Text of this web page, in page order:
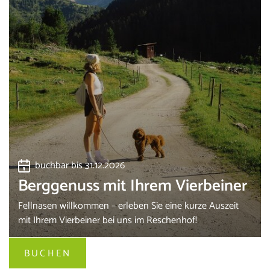
buchbar bis 31.12.2026
Berggenuss mit Ihrem Vierbeiner
Fellnasen willkommen – erleben Sie eine kurze Auszeit
mit Ihrem Vierbeiner bei uns im Reschenhof!
BUCHEN